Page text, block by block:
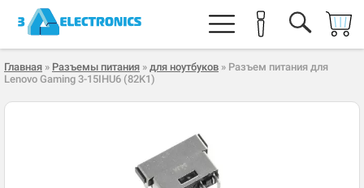
Главная » Разъемы питания » для ноутбуков » Разъем питания для
Lenovo Gaming 3-15IHU6 (82K1)